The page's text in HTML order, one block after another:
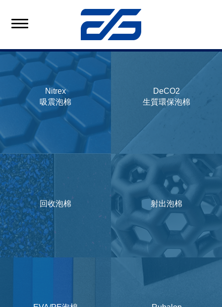
Nitrex
吸震泡棉
DeCO2
生質環保泡棉
回收泡棉 射出泡棉